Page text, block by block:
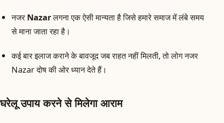
नजरNazarलगना एक ऐसी मान्यता है जिसे हमारे समाज में लंबे समय
से माना जाता रहा है।
कई बार इलाज कराने के बावजूद जब राहत नहीं मिलती, तो लोग नजर
Nazar दोष की ओर ध्यान देते हैं।
घरेलू उपाय करने से मिलेगा आराम